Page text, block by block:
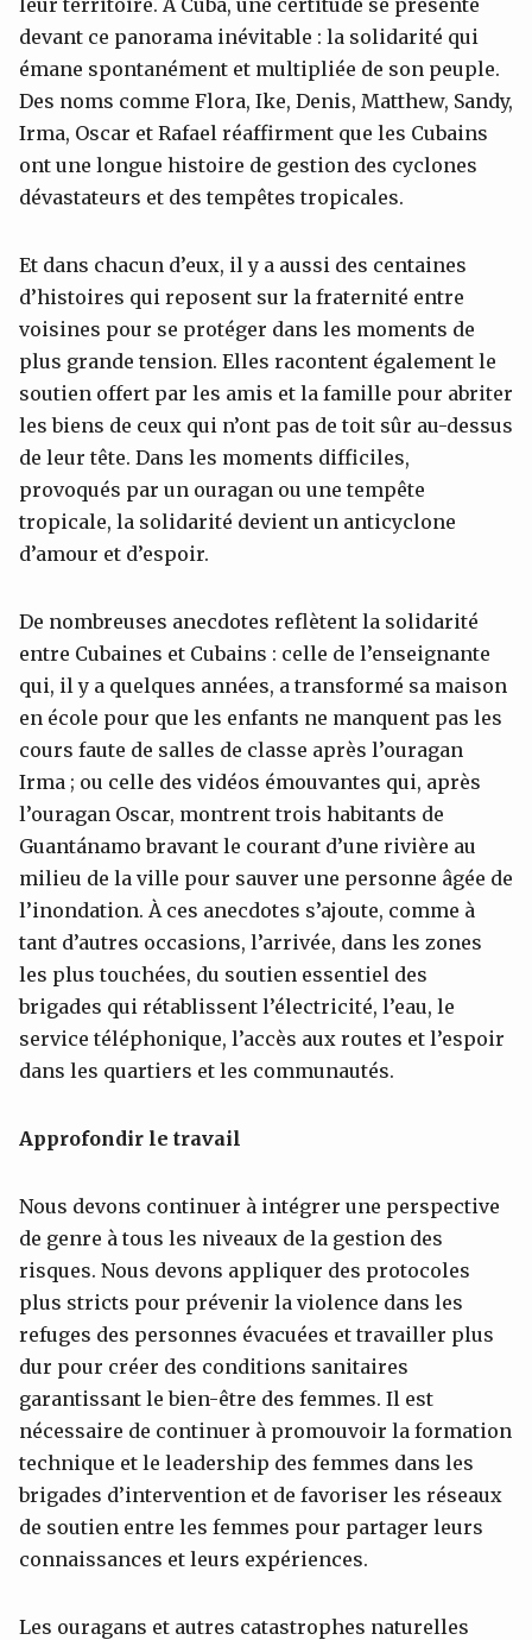
devant ce panorama inévitable : la solidarité qui
émane spontanément et multipliée de son peuple.
Des noms comme Flora, Ike, Denis, Matthew, Sandy,
Irma, Oscar et Rafael réaffirment que les Cubains
ont une longue histoire de gestion des cyclones
dévastateurs et des tempêtes tropicales.
Et dans chacun d’eux, il y a aussi des centaines
d’histoires qui reposent sur la fraternité entre
voisines pour se protéger dans les moments de
plus grande tension. Elles racontent également le
soutien offert par les amis et la famille pour abriter
les biens de ceux qui n’ont pas de toit sûr au-dessus
de leur tête. Dans les moments difficiles,
provoqués par un ouragan ou une tempête
tropicale, la solidarité devient un anticyclone
d’amour et d’espoir.
De nombreuses anecdotes reflètent la solidarité
entre Cubaines et Cubains : celle de l’enseignante
qui, il y a quelques années, a transformé sa maison
en école pour que les enfants ne manquent pas les
cours faute de salles de classe après l’ouragan
Irma ; ou celle des vidéos émouvantes qui, après
l’ouragan Oscar, montrent trois habitants de
Guantánamo bravant le courant d’une rivière au
milieu de la ville pour sauver une personne âgée de
l’inondation. À ces anecdotes s’ajoute, comme à
tant d’autres occasions, l’arrivée, dans les zones
les plus touchées, du soutien essentiel des
brigades qui rétablissent l’électricité, l’eau, le
service téléphonique, l’accès aux routes et l’espoir
dans les quartiers et les communautés.
Approfondir le travail
Nous devons continuer à intégrer une perspective
de genre à tous les niveaux de la gestion des
risques. Nous devons appliquer des protocoles
plus stricts pour prévenir la violence dans les
refuges des personnes évacuées et travailler plus
dur pour créer des conditions sanitaires
garantissant le bien-être des femmes. Il est
nécessaire de continuer à promouvoir la formation
technique et le leadership des femmes dans les
brigades d’intervention et de favoriser les réseaux
de soutien entre les femmes pour partager leurs
connaissances et leurs expériences.
Les ouragans et autres catastrophes naturelles